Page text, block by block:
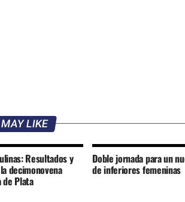
MAY LIKE
Resultados y
decimonovena
de Plata
Doble jornada para un
de inferiores femeninas